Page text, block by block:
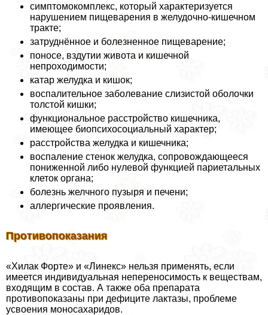
симптомокомплекс, который хаpaктеризуется
нарушением пищеварения в желудочно-кишечном
тpaкте;
затруднённое и болезненное пищеварение;
поносе, вздутии живота и кишечной
непроходимости;
катар желудка и кишок;
воспалительное заболевание слизистой оболочки
толстой кишки;
функциональное расстройство кишечника,
имеющее биопсихосоциальный хаpaктер;
расстройства желудка и кишечника;
воспаление стенок желудка, сопровождающееся
пониженной либо нулевой функцией париетальных
клеток органа;
болезнь желчного пузыря и печени;
аллергические проявления.
Противопоказания
«Хилак Форте» и «Линекс» нельзя применять, если
имеется индивидуальная непереносимость к веществам,
входящим в состав. А также оба препарата
противопоказаны при дефиците лактазы, проблеме
усвоения моносахаридов.